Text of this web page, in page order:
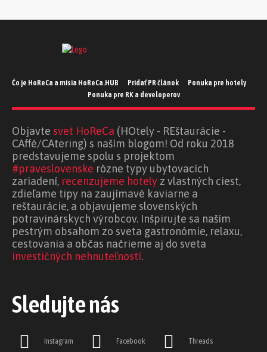
Čo je HoReCa a misia HoReCa.HUB Pridať PR článok
Ponuka pre hotely
Ponuka pre RK a developerov
Objavte svet HoReCa (HOtely - REštaurácie -
CAffé/CAtering) s naším blogom! Od roku 2018
predstavujeme spolu s projektom
#praveslovenske rôzne typy ubytovacích
zariadení, recenzujeme hotely z vlastných ciest,
zdieľame tipy na zaujímavé kaviarne a
reštaurácie, a objavujeme slovenských
potravinárskych výrobcov. Inšpirujte sa naším
pestrým obsahom zo sveta gastronómie, relaxu,
cestovania a občas načrieme aj do sveta
investičných nehnuteľností.
Sledujte nás
Instagram Facebook Threads